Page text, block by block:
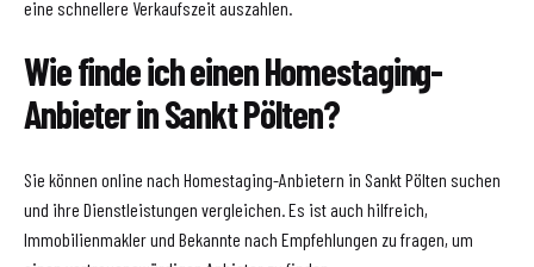
eine schnellere Verkaufszeit auszahlen.
Wie finde ich einen Homestaging-
Anbieter in Sankt Pölten?
Sie können online nach Homestaging-Anbietern in Sankt Pölten suchen
und ihre Dienstleistungen vergleichen. Es ist auch hilfreich,
Immobilienmakler und Bekannte nach Empfehlungen zu fragen, um